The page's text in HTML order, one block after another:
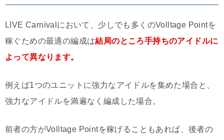
LIVE Carnivalにおいて、少しでも多くのVolltage Pointを
稼ぐための最適の編成は結局のところ手持ちのアイドルに
よって異なります。
例えば1つのユニットに強力なアイドルを集めた場合と、
強力なアイドルを満遍なく編成した場合。
前者の方がVolltage Pointを稼げることもあれば、後者の